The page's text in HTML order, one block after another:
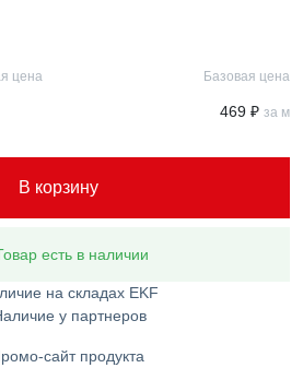
цена Базовая цена
469 ₽ за м
В корзину
есть в наличии
на складах EKF
у партнеров
сайт продукта